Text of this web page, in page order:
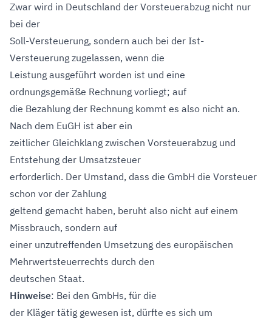
Zwar wird in Deutschland der Vorsteuerabzug nicht nur
bei der
Soll-Versteuerung, sondern auch bei der Ist-
Versteuerung zugelassen, wenn die
Leistung ausgeführt worden ist und eine
ordnungsgemäße Rechnung vorliegt; auf
die Bezahlung der Rechnung kommt es also nicht an.
Nach dem EuGH ist aber ein
zeitlicher Gleichklang zwischen Vorsteuerabzug und
Entstehung der Umsatzsteuer
erforderlich. Der Umstand, dass die GmbH die Vorsteuer
schon vor der Zahlung
geltend gemacht haben, beruht also nicht auf einem
Missbrauch, sondern auf
einer unzutreffenden Umsetzung des europäischen
Mehrwertsteuerrechts durch den
deutschen Staat.
Hinweise: Bei den GmbHs, für die
der Kläger tätig gewesen ist, dürfte es sich um